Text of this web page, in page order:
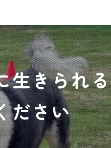
生きられる
ださい